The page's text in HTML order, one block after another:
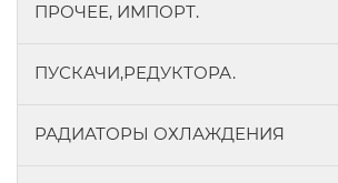
ПРОЧЕЕ, ИМПОРТ.
ПУСКАЧИ,РЕДУКТОРА.
РАДИАТОРЫ ОХЛАЖДЕНИЯ